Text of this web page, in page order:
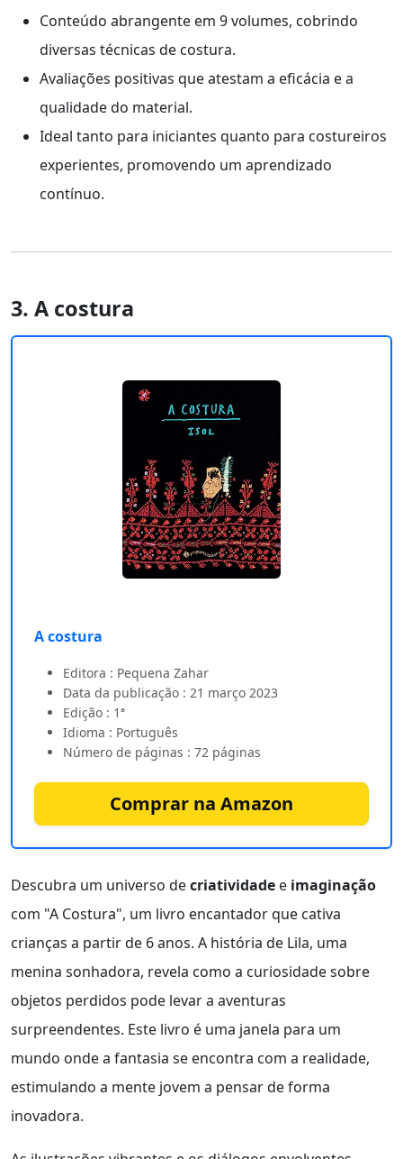
Conteúdo abrangente em 9 volumes, cobrindo
diversas técnicas de costura.
Avaliações positivas que atestam a eficácia e a
qualidade do material.
Ideal tanto para iniciantes quanto para costureiros
experientes, promovendo um aprendizado
contínuo.
3. A costura
A costura
Editora : Pequena Zahar
Data da publicação : 21 março 2023
Edição : 1ª
Idioma : Português
Número de páginas : 72 páginas
Comprar na Amazon
Descubra um universo decriatividade e imaginação
com "A Costura", um livro encantador que cativa
crianças a partir de 6 anos. A história de Lila, uma
menina sonhadora, revela como a curiosidade sobre
objetos perdidos pode levar a aventuras
surpreendentes. Este livro é uma janela para um
mundo onde a fantasia se encontra com a realidade,
estimulando a mente jovem a pensar de forma
inovadora.